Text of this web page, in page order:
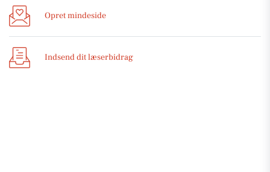
Opret mindeside
Indsend dit læserbidrag